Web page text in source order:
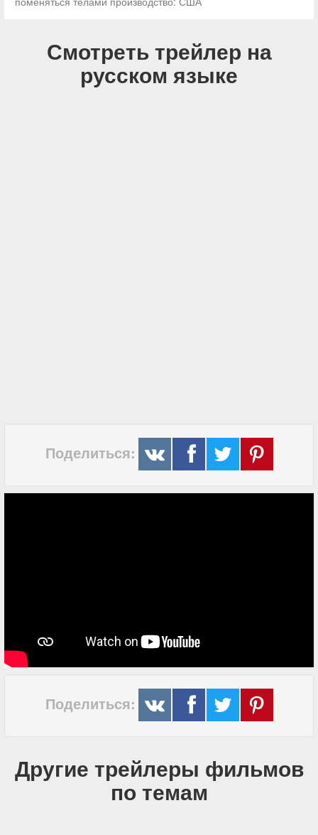
Смотреть трейлер на
русском языке
Поделиться:
Поделиться:
Другие трейлеры фильмов
по темам